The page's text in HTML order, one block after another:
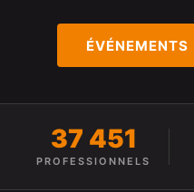
ÉVÉNEMENTS
37 451
PROFESSIONNELS